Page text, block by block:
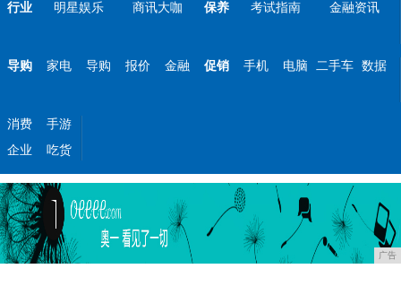
行业 明星娱乐 商讯大咖 保养 考试指南 金融资讯
导购 家电 导购 报价 金融 促销 手机 电脑 二手车 数据
消费
手游
企业
吃货
广告